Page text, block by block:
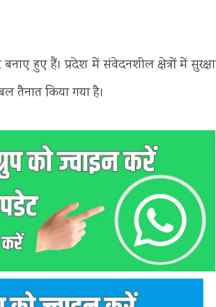
हुए हैं। प्रदेश में संवेदनशील क्षेत्रों में सुरक्षा
तैनात किया गया है।